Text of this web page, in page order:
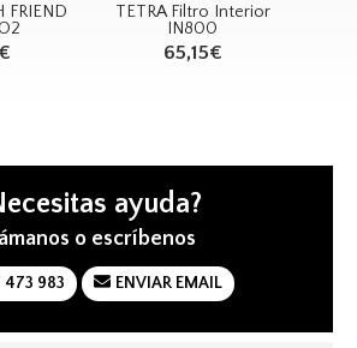
FRIEND
TETRA Filtro Interior
IN800
65,15€
ayuda?
o escríbenos
473 983 ENVIAR EMAIL